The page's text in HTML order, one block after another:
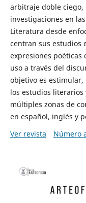
arbitraje doble ciego,
investigaciones en
Literatura desde
centran sus estudios
expresiones poéticas
uso a través del
objetivo es
los estudios literarios
múltiples zonas de
en español, inglés y
Ver revista
Número